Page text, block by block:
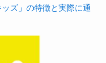
ズ」の特徴と実際に通